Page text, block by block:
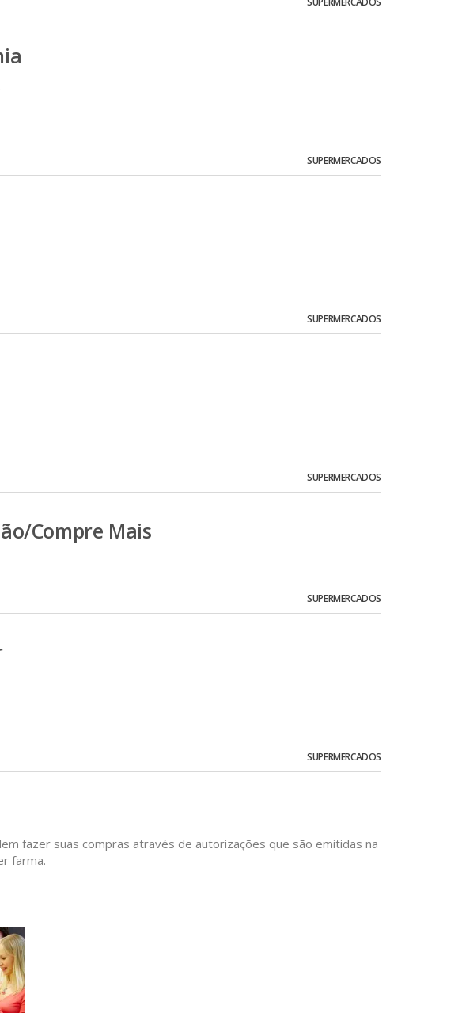
SUPERMERCADOS
SUPERMERCADOS
SUPERMERCADOS
Compre Mais
SUPERMERCADOS
SUPERMERCADOS
fazer suas compras através de autorizações que são emitidas na
farma.